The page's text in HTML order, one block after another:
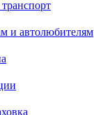
и автолюбителям